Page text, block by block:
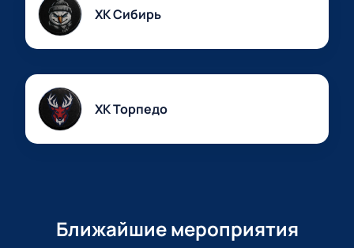
Быстрое подтверждение заказа после оплаты
онлайн.
Не пропустите одну из самых интересных игр
продолжительность встречи — планируйте свой
визит заранее. Наш сайт поможет вам просто и
удобно купить билеты на хоккейные матчи в
России!
ХК Сибирь
ХК Торпедо
Ближайшие мероприятия